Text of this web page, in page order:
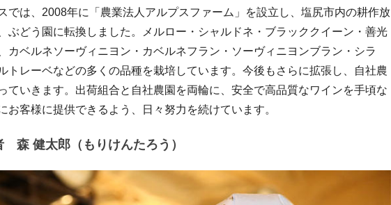
では、2008年に「農業法人アルプスファーム」を設立し、塩尻市内の耕作放
ぶどう園に転換しました。メルロー・シャルドネ・ブラッククイーン・善光
カベルネソーヴィニヨン・カベルネフラン・ソーヴィニヨンブラン・シラ
トレーベなどの多くの品種を栽培しています。今後もさらに拡張し、自社農
ていきます。出荷組合と自社農園を両輪に、安全で高品質なワインを手頃な
お客様に提供できるよう、日々努力を続けています。
森 健太郎（もりけんたろう）